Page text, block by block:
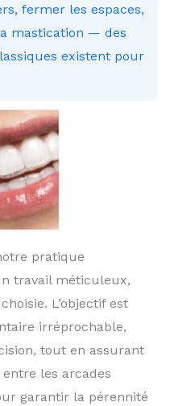
fermer les espaces,
mastication — des
existent pour
pratique
travail méticuleux,
L’objectif est
irréprochable,
tout en assurant
les arcades
garantir la pérennité